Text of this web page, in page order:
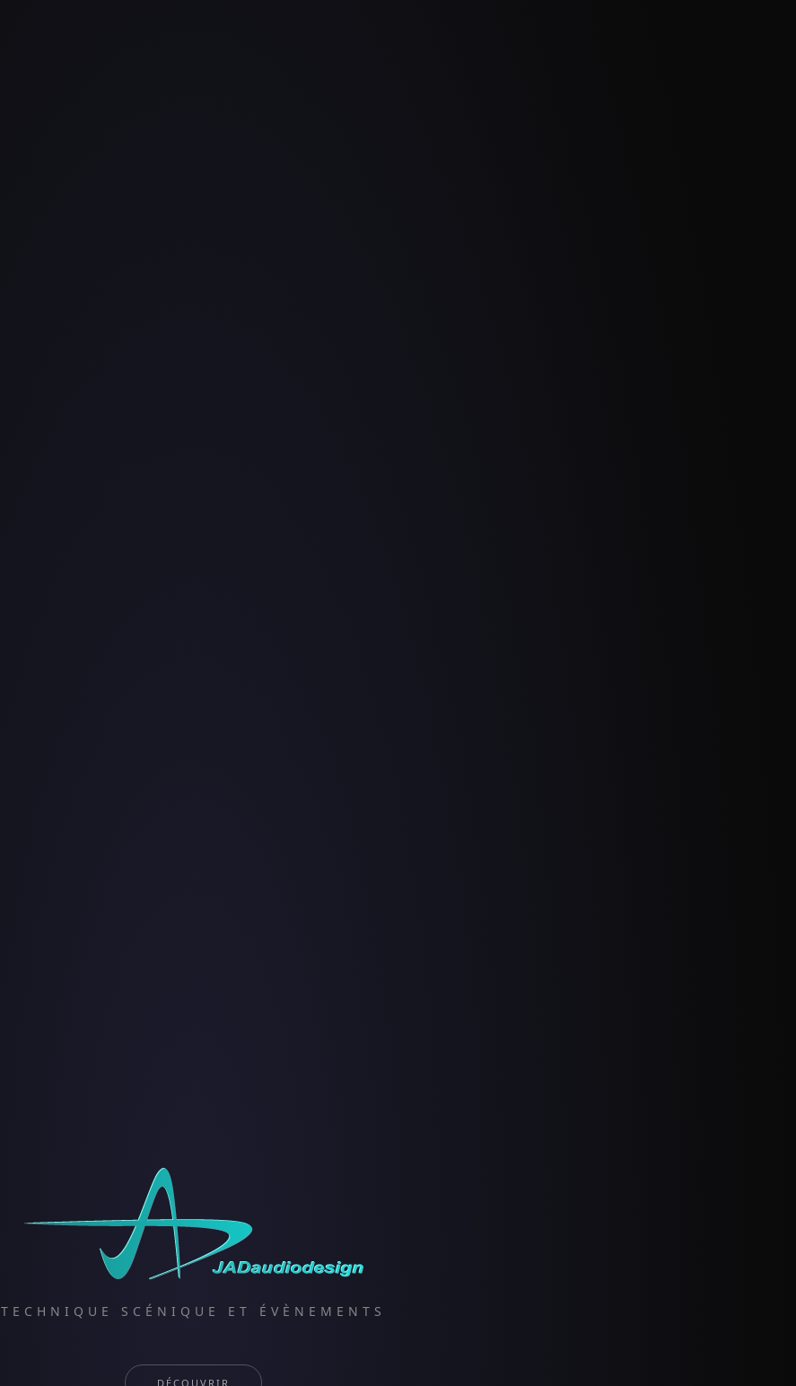
TECHNIQUE SCÉNIQUE ET ÉVÈNEMENTS
DÉCOUVRIR